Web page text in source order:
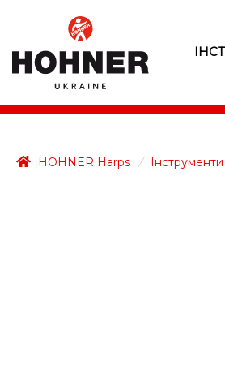
HOHNER Harps / Інструменти